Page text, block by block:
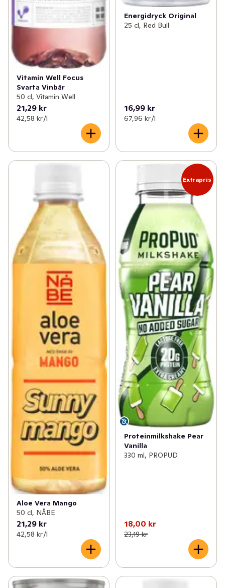
Vitamin Well Focus
Svarta Vinbär
50 cl, Vitamin Well
21,29 kr
42,58 kr /l
Energidryck Original
25 cl, Red Bull
16,99 kr
67,96 kr /l
Aloe Vera Mango
50 cl, NÅBE
21,29 kr
42,58 kr /l
Extrapris
Proteinmilkshake Pear
Vanilla
330 ml, PROPUD
18,00 kr
23,19 kr